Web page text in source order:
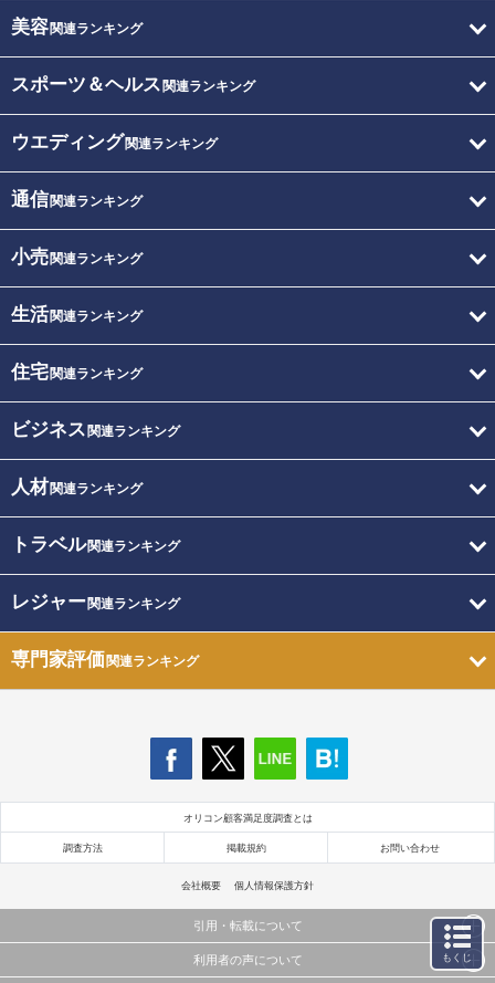
美容関連ランキング
スポーツ＆ヘルス 関連ランキング
ウエディング関連ランキング
通信関連ランキング
小売関連ランキング
生活関連ランキング
住宅関連ランキング
ビジネス 関連ランキング
人材関連ランキング
トラベル関連ランキング
レジャー関連ランキング
専門家評価関連ランキング
オリコン顧客満足度調査とは
調査方法 掲載規約 お問い合わせ
会社概要 個人情報保護方針
引用・転載について
当サイトで公開されている情報（文字、写真、イラスト、画像データ等）及びこれらの配置・
利用者の声について もくじ